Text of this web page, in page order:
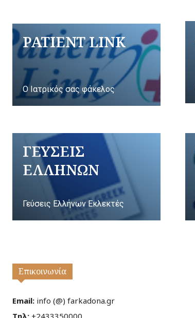
PATIENT LINK
Ο Ιατρικός σας φάκελος
ΓΕΥΣΕΙΣ
ΕΛΛΗΝΩΝ
Γεύσεις Ελλήνων Εκλεκτές
Επικοινωνία
Email: info (@) farkadona.gr
Τηλ: +2433350000